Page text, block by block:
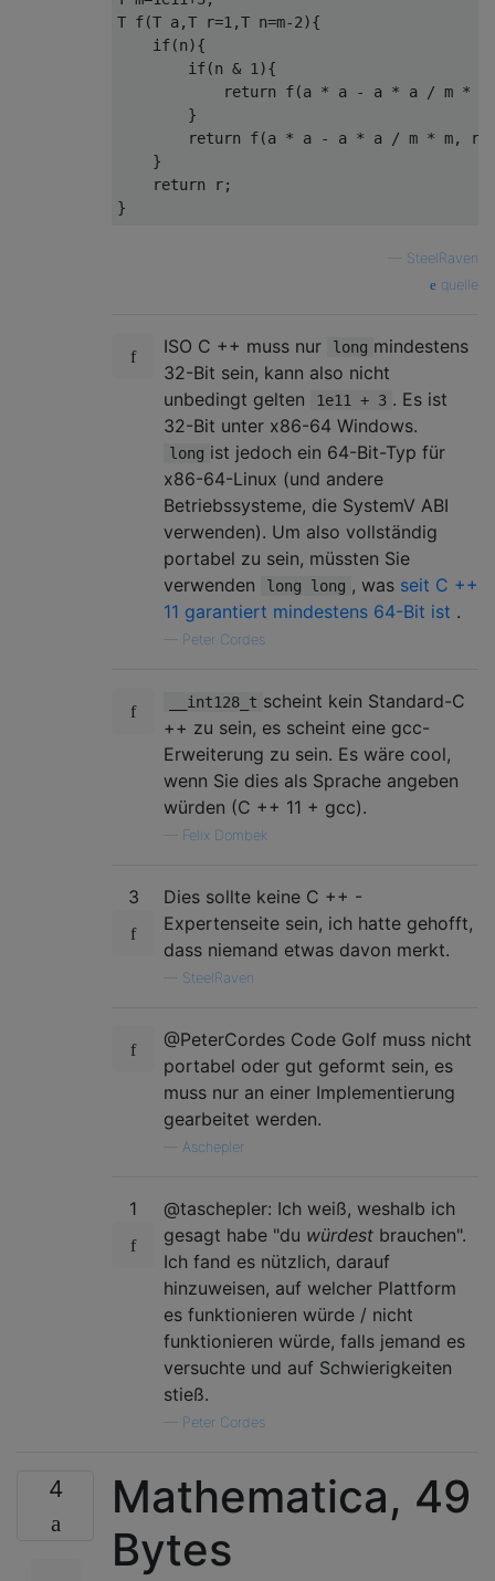
T f(T a,T r=1 ,T n=m-2){
if(n){
if(n & 1 ){
return f(a * a - a * a / m *
}
return f(a * a - a * a / m * m, r
}
return r;
}
SteelRaven
quelle
ISO C ++ muss nur long mindestens
32-Bit sein, kann also nicht
unbedingt gelten
1e11 + 3 . Es ist
32-Bit unter x86-64 Windows.
long ist jedoch ein 64-Bit-Typ für
x86-64-Linux (und andere
Betriebssysteme, die SystemV ABI
verwenden). Um also vollständig
portabel zu sein, müssten Sie
verwenden
long long , was seit C ++
11 garantiert mindestens 64-Bit ist .
Peter Cordes
__int128_t scheint kein Standard-C
++ zu sein, es scheint eine gcc-
Erweiterung zu sein. Es wäre cool,
wenn Sie dies als Sprache angeben
würden (C ++ 11 + gcc).
Felix Dombek
3
Dies sollte keine C ++ -
Expertenseite sein, ich hatte gehofft,
dass niemand etwas davon merkt.
SteelRaven
@PeterCordes Code Golf muss nicht
portabel oder gut geformt sein, es
muss nur an einer Implementierung
gearbeitet werden.
Aschepler
1
@taschepler: Ich weiß, weshalb ich
gesagt habe "du würdest brauchen".
Ich fand es nützlich, darauf
hinzuweisen, auf welcher Plattform
es funktionieren würde / nicht
funktionieren würde, falls jemand es
versuchte und auf Schwierigkeiten
stieß.
Peter Cordes
4
Mathematica, 49
Bytes